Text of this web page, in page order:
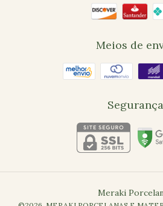
Meios de
Segurança
Meraki